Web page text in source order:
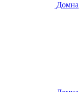
Домна